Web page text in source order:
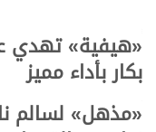
«هيفية» تهدي
بكار بأداء مميز
«مذهل» لسالم